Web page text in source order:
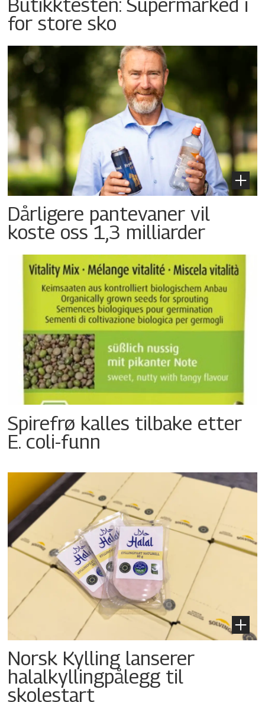
for store sko
Dårligere pantevaner vil
koste oss 1,3 milliarder
Spirefrø kalles tilbake etter
E. coli-funn
Norsk Kylling lanserer
halalkyllingpålegg til
skolestart